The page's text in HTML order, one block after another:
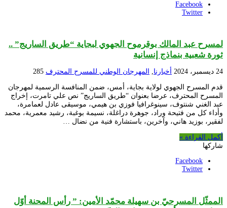
Facebook
Twitter
لمسرح عبد المالك بوقرموح الجهوي لبجاية “طريق الساريج” ..
ثورة شعبية بنماذج إنسانية
24 ديسمبر، 2024 أخبارنا, المهرجان الوطني للمسرح المحترف 285
قدم المسرح الجهوي لولاية بجاية، أمس، ضمن المنافسة الرسمية لمهرجان
المسرح المحترف، عرضا بعنوان “طريق الساريج” نص علي تامرت، إخراج
عبد الغني شنتوف، سينوغرافيا فوزي بن هيمي، موسيقى عادل لعمامرة،
وأداء كل من فتيحة وراد، جوهرة دراغلة، نسيمة بوغبة، رشيد معمرية، محمد
لفقير، بوزيد هاني، وآخرين، باستشارة فنية من نضال …
أكمل القراءة »
شاركها
Facebook
Twitter
الممثّل المسرحيّ بن سهيلة محمّد الأمين: ” رأس المحنة أوّل